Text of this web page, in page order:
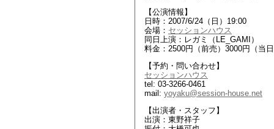
【公演情報】
日時：2007/6/24（日）19:00
会場： セッションハウス
同日上演：レガミ（LE_GAMI）
料金：2500円（前売）3000円（当
【予約・問い合わせ】
セッションハウス
tel: 03-3266-0461
mail: yoyaku@session-house.net
【出演者・スタッフ】
出演：東野祥子